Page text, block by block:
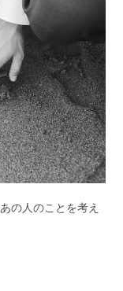
の人のことを考え